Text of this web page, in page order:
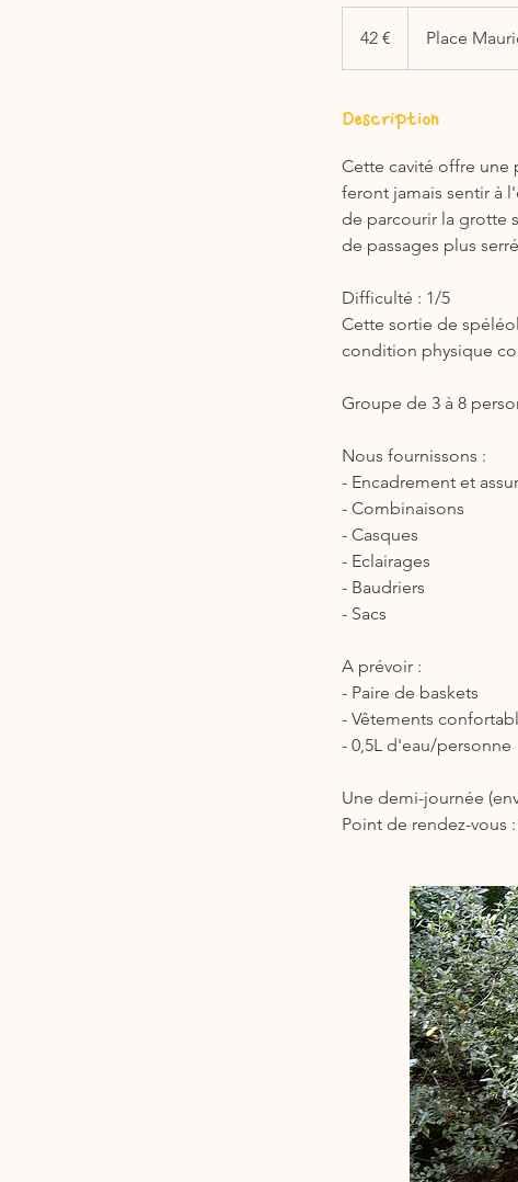
42 € Place
Description
Cette cavité offre une
feront jamais sentir à
de parcourir la grotte
de passages plus
Difficulté : 1/5
Cette sortie de
condition physique
Groupe de 3 à 8
Nous fournissons :
- Encadrement et
- Combinaisons
- Casques
- Eclairages
- Baudriers
- Sacs
A prévoir :
- Paire de baskets
- Vêtements
- 0,5L d'eau/personne
Une demi-journée
Point de rendez-vous